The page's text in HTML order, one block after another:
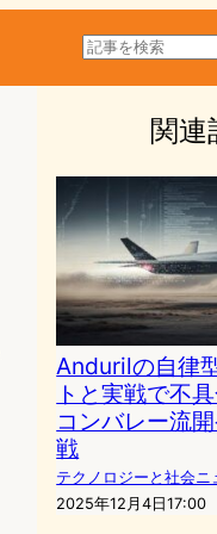
検
索
関連
Andurilの自律
トと実戦で不
コンバレー流
戦
テクノロジーと社会ニ
2025年12月4日17:00